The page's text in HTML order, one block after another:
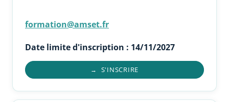
formation@amset.fr
Date limite d'inscription : 14/11/2027
→ S'INSCRIRE